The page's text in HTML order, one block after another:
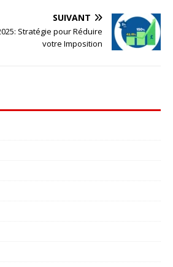
SUIVANT
Stratégie pour Réduire
votre Imposition